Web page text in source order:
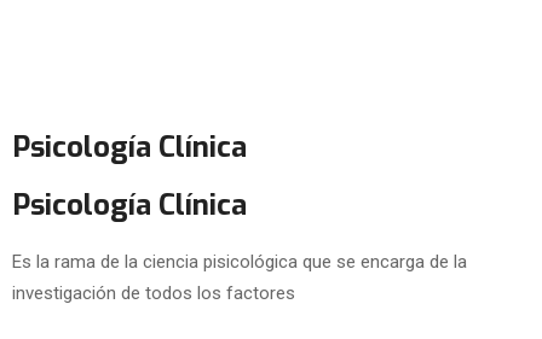
Psicología Clínica
Psicología Clínica
Es la rama de la ciencia pisicológica que se encarga de la
investigación de todos los factores